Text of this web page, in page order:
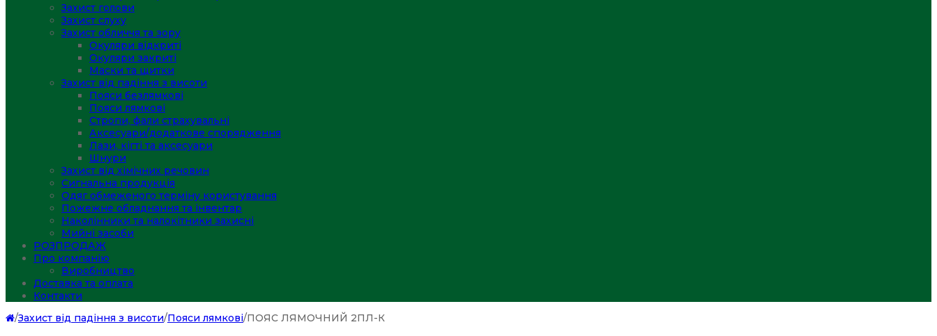
Захист голови
Захист слуху
Захист обличчя та зору
Окуляри відкриті
Окуляри закриті
Маски та щитки
Захист від падіння з висоти
Пояси безлямкові
Пояси лямкові
Стропи, фали страхувальні
Аксесуари/додаткове спорядження
Лази, кігті та аксесуари
Шнури
Захист від хімічних речовин
Сигнальна продукція
Одяг обмеженого терміну користування
Пожежне обладнання та інвентар
Наколінники та налокітники захисні
Мийні засоби
РОЗПРОДАЖ
Про компанію
Виробництво
Доставка та оплата
Контакти
/Захист від падіння з висоти/Пояси лямкові/ПОЯС ЛЯМОЧНИЙ 2ПЛ-К